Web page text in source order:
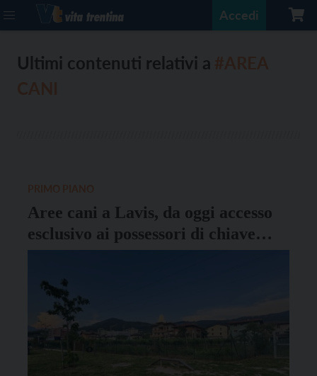
Accedi
Ultimi contenuti relativi a
Aree cani a Lavis, da oggi accesso
esclusivo ai possessori di chiave
elettronica